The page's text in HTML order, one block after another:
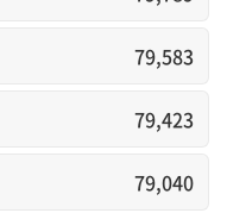
79,583
79,423
79,040